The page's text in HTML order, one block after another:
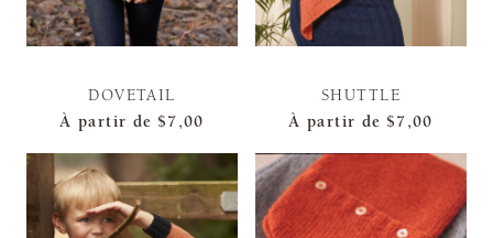
DOVETAIL
À partir de $7,00
SHUTTLE
À partir de $7,00